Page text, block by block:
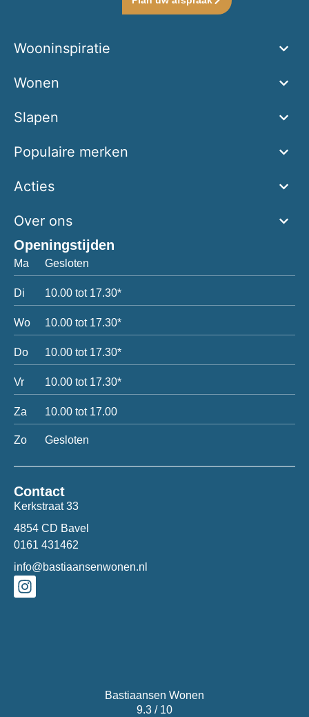
Wooninspiratie
Wonen
Slapen
Populaire merken
Acties
Over ons
Openingstijden
Ma Gesloten
Di 10.00 tot 17.30*
Wo 10.00 tot 17.30*
Do 10.00 tot 17.30*
Vr 10.00 tot 17.30*
Za 10.00 tot 17.00
Zo Gesloten
Contact
Kerkstraat 33
4854 CD Bavel
0161 431462
info@bastiaansenwonen.nl
Bastiaansen Wonen
9.3 / 10